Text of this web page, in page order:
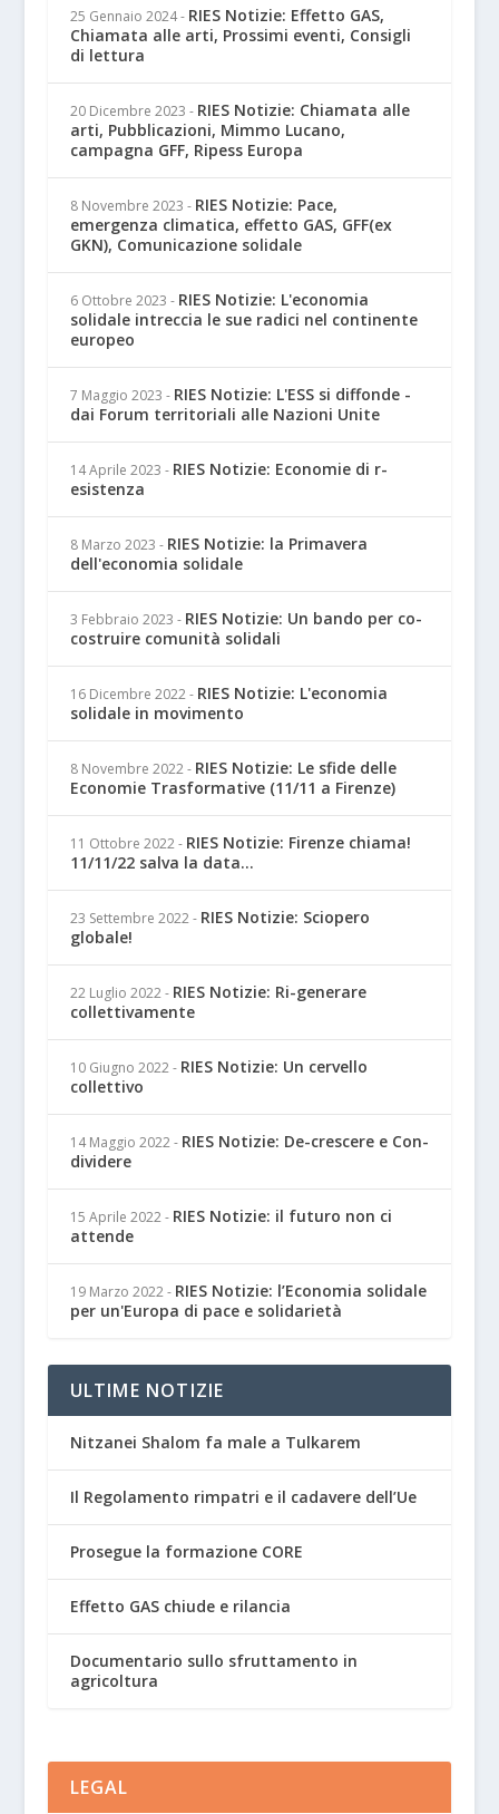
25 Gennaio 2024 - RIES Notizie: Effetto GAS,
Chiamata alle arti, Prossimi eventi, Consigli
di lettura
20 Dicembre 2023 - RIES Notizie: Chiamata alle
arti, Pubblicazioni, Mimmo Lucano,
campagna GFF, Ripess Europa
8 Novembre 2023 - RIES Notizie: Pace,
emergenza climatica, effetto GAS, GFF(ex
GKN), Comunicazione solidale
6 Ottobre 2023 - RIES Notizie: L'economia
solidale intreccia le sue radici nel continente
europeo
7 Maggio 2023 - RIES Notizie: L'ESS si diffonde -
dai Forum territoriali alle Nazioni Unite
14 Aprile 2023 - RIES Notizie: Economie di r-
esistenza
8 Marzo 2023 - RIES Notizie: la Primavera
dell'economia solidale
3 Febbraio 2023 - RIES Notizie: Un bando per co-
costruire comunità solidali
16 Dicembre 2022 - RIES Notizie: L'economia
solidale in movimento
8 Novembre 2022 - RIES Notizie: Le sfide delle
Economie Trasformative (11/11 a Firenze)
11 Ottobre 2022 - RIES Notizie: Firenze chiama!
11/11/22 salva la data...
23 Settembre 2022 - RIES Notizie: Sciopero
globale!
22 Luglio 2022 - RIES Notizie: Ri-generare
collettivamente
10 Giugno 2022 - RIES Notizie: Un cervello
collettivo
14 Maggio 2022 - RIES Notizie: De-crescere e Con-
dividere
15 Aprile 2022 - RIES Notizie: il futuro non ci
attende
19 Marzo 2022 - RIES Notizie: l’Economia solidale
per un'Europa di pace e solidarietà
ULTIME NOTIZIE
Nitzanei Shalom fa male a Tulkarem
Il Regolamento rimpatri e il cadavere dell’Ue
Prosegue la formazione CORE
Effetto GAS chiude e rilancia
Documentario sullo sfruttamento in
agricoltura
LEGAL